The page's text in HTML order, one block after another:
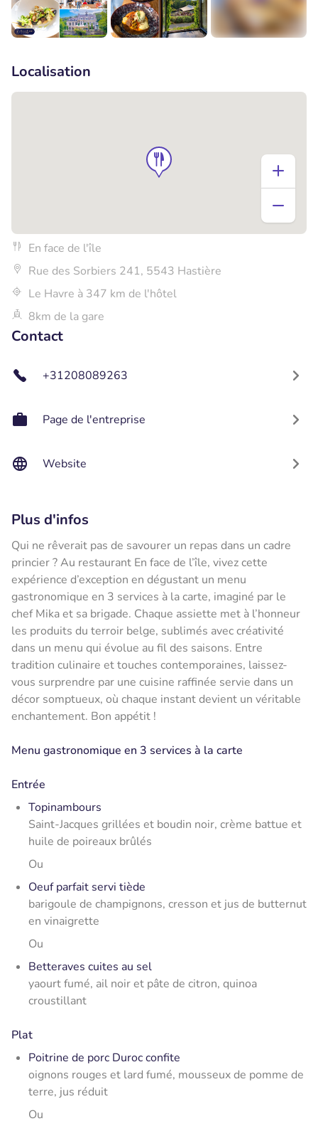
Localisation
En face de l'île
Rue des Sorbiers 241, 5543 Hastière
Le Havre à 347 km de l'hôtel
8km de la gare
Contact
+31208089263
Page de l'entreprise
Website
Plus d'infos
Qui ne rêverait pas de savourer un repas dans un cadre
princier ? Au restaurant En face de l’île, vivez cette
expérience d’exception en dégustant un menu
gastronomique en 3 services à la carte, imaginé par le
chef Mika et sa brigade. Chaque assiette met à l’honneur
les produits du terroir belge, sublimés avec créativité
dans un menu qui évolue au fil des saisons. Entre
tradition culinaire et touches contemporaines, laissez-
vous surprendre par une cuisine raffinée servie dans un
décor somptueux, où chaque instant devient un véritable
enchantement. Bon appétit !
Menu gastronomique en 3 services à la carte
Entrée
Topinambours
Saint-Jacques grillées et boudin noir, crème battue et
huile de poireaux brûlés
Ou
Oeuf parfait servi tiède
barigoule de champignons, cresson et jus de butternut
en vinaigrette
Ou
Betteraves cuites au sel
yaourt fumé, ail noir et pâte de citron, quinoa
croustillant
Plat
Poitrine de porc Duroc confite
oignons rouges et lard fumé, mousseux de pomme de
terre, jus réduit
Ou